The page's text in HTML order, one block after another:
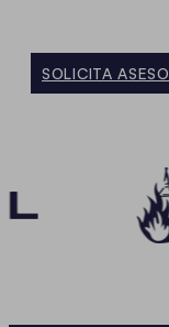
SOLICITA